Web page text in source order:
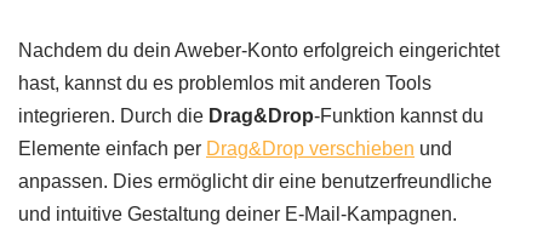
Nachdem du dein Aweber-Konto erfolgreich eingerichtet
hast, kannst du es problemlos mit anderen Tools
integrieren. Durch die Drag&Drop-Funktion kannst du
Elemente einfach per Drag&Drop verschieben und
anpassen. Dies ermöglicht dir eine benutzerfreundliche
und intuitive Gestaltung deiner E-Mail-Kampagnen.